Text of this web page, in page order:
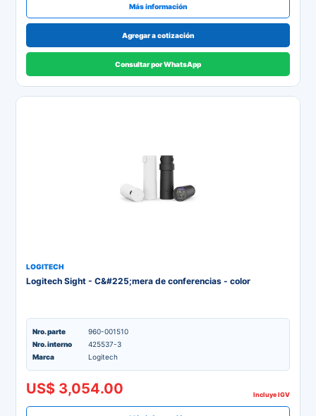
Más información
Agregar a cotización
Consultar por WhatsApp
LOGITECH
Logitech Sight - C&#225;mera de conferencias - color
Nro. parte
960-001510
Nro. interno
425537-3
Marca
Logitech
US$ 3,054.00 Incluye IGV